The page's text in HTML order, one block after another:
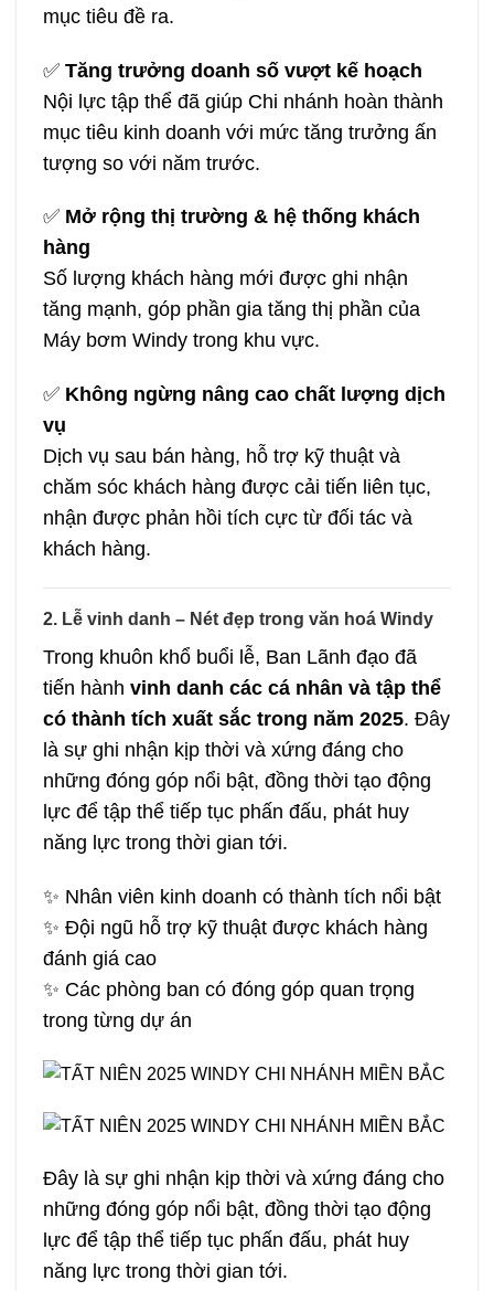
mục tiêu đề ra.
✅ Tăng trưởng doanh số vượt kế hoạch
Nội lực tập thể đã giúp Chi nhánh hoàn thành
mục tiêu kinh doanh với mức tăng trưởng ấn
tượng so với năm trước.
✅ Mở rộng thị trường & hệ thống khách
hàng
Số lượng khách hàng mới được ghi nhận
tăng mạnh, góp phần gia tăng thị phần của
Máy bơm Windy trong khu vực.
✅ Không ngừng nâng cao chất lượng dịch
vụ
Dịch vụ sau bán hàng, hỗ trợ kỹ thuật và
chăm sóc khách hàng được cải tiến liên tục,
nhận được phản hồi tích cực từ đối tác và
khách hàng.
2. Lễ vinh danh – Nét đẹp trong văn hoá Windy
Trong khuôn khổ buổi lễ, Ban Lãnh đạo đã
tiến hành vinh danh các cá nhân và tập thể
có thành tích xuất sắc trong năm 2025. Đây
là sự ghi nhận kịp thời và xứng đáng cho
những đóng góp nổi bật, đồng thời tạo động
lực để tập thể tiếp tục phấn đấu, phát huy
năng lực trong thời gian tới.
✨ Nhân viên kinh doanh có thành tích nổi bật
✨ Đội ngũ hỗ trợ kỹ thuật được khách hàng
đánh giá cao
✨ Các phòng ban có đóng góp quan trọng
trong từng dự án
Đây là sự ghi nhận kịp thời và xứng đáng cho
những đóng góp nổi bật, đồng thời tạo động
lực để tập thể tiếp tục phấn đấu, phát huy
năng lực trong thời gian tới.